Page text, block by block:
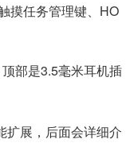
摸任务管理键、HO
部是3.5毫米耳机插
扩展，后面会详细介